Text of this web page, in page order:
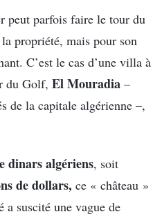
peut parfois faire le tour du
propriété, mais pour son
C’est le cas d’une villa à
du Golf, El Mouradia –
de la capitale algérienne –,
dinars algériens, soit
de dollars, ce « château »
a suscité une vague de